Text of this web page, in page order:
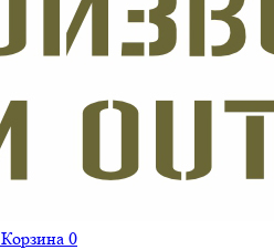
Корзина 0